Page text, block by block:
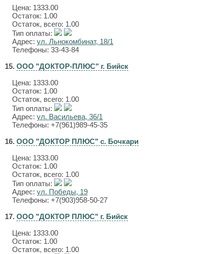
Цена: 1333.00
Остаток: 1.00
Остаток, всего: 1.00
Тип оплаты:
Адрес: ул. Льнокомбинат, 18/1
Телефоны: 33-43-84
15. ООО "ДОКТОР-ПЛЮС" г. Бийск
Цена: 1333.00
Остаток: 1.00
Остаток, всего: 1.00
Тип оплаты:
Адрес: ул. Васильева, 36/1
Телефоны: +7(961)989-45-35
16. ООО "ДОКТОР ПЛЮС" с. Бочкари
Цена: 1333.00
Остаток: 1.00
Остаток, всего: 1.00
Тип оплаты:
Адрес: ул. Победы, 19
Телефоны: +7(903)958-50-27
17. ООО "ДОКТОР ПЛЮС" г. Бийск
Цена: 1333.00
Остаток: 1.00
Остаток, всего: 1.00